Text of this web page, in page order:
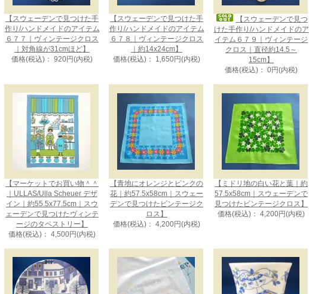
【スウェーデンで見つけた手
作り/ハンドメイドのアイテム
６７７｜ヴィンテージクロス
｜対角線が31cmほど】
価格(税込)： 920円(内税)
【スウェーデンで見つけた手
作り/ハンドメイドのアイテム
６７８｜ヴィンテージクロス
｜約14x24cm】
価格(税込)： 1,650円(内税)
【スウェーデンで見つ
けた手作り/ハンドメイドのア
イテム６７９｜ヴィンテージ
クロス｜直径約14.5～
15cm】
価格(税込)： 0円(内税)
【マーケットでお買い物＾＾
｜ULLAS/Ulla Scheuer デザ
イン｜約55.5x77.5cm｜スウ
ェーデンで見つけたヴィンテ
ージのタペストリー】
価格(税込)： 4,500円(内税)
【青地にオレンジとピンクの
花｜約57.5x58cm｜スウェー
デンで見つけたビンテージク
ロス】
価格(税込)： 4,200円(内税)
【ミドリ地の白い花と葉｜約
57.5x58cm｜スウェーデンで
見つけたビンテージクロス】
価格(税込)： 4,200円(内税)